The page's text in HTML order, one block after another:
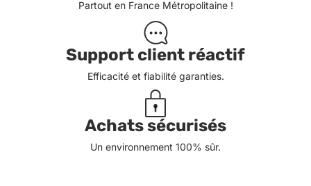
Partout en France Métropolitaine !
Support client réactif
Efficacité et fiabilité garanties.
Achats sécurisés
Un environnement 100% sûr.